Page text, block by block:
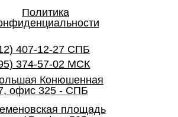
Конюшенная
офис 325 - СПБ
площадь
Политика
407-12-27 СПБ
374-57-02 МСК